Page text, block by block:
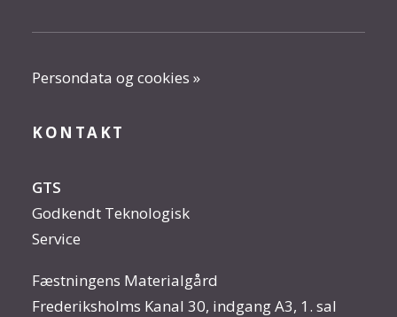
Persondata og cookies »
KONTAKT
GTS
Godkendt Teknologisk
Service
Fæstningens Materialgård
Frederiksholms Kanal 30, indgang A3, 1. sal